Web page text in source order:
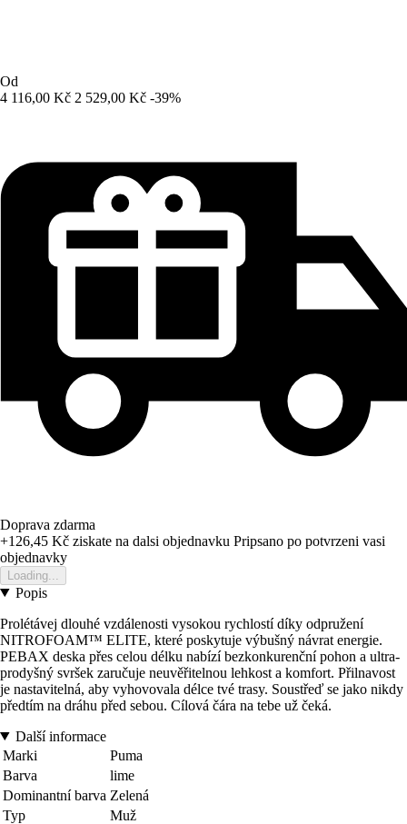
Od
4 116,00 Kč 2 529,00 Kč -39%
Doprava zdarma
+126,45 Kč ziskate na dalsi objednavku Pripsano po potvrzeni vasi
objednavky
Loading...
Popis
Prolétávej dlouhé vzdálenosti vysokou rychlostí díky odpružení
NITROFOAM™ ELITE, které poskytuje výbušný návrat energie.
PEBAX deska přes celou délku nabízí bezkonkurenční pohon a ultra-
prodyšný svršek zaručuje neuvěřitelnou lehkost a komfort. Přilnavost
je nastavitelná, aby vyhovovala délce tvé trasy. Soustřeď se jako nikdy
předtím na dráhu před sebou. Cílová čára na tebe už čeká.
Další informace
Marki
Puma
Barva
lime
Dominantní barva Zelená
Typ
Muž